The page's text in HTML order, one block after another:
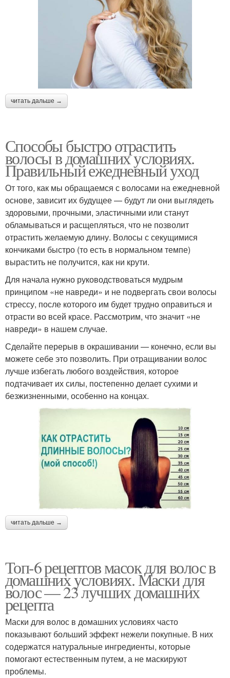
читать дальше →
Способы быстро отрастить
волосы в домашних условиях.
Правильный ежедневный уход
От того, как мы обращаемся с волосами на ежедневной
основе, зависит их будущее — будут ли они выглядеть
здоровыми, прочными, эластичными или станут
обламываться и расщепляться, что не позволит
отрастить желаемую длину. Волосы с секущимися
кончиками быстро (то есть в нормальном темпе)
вырастить не получится, как ни крути.
Для начала нужно руководствоваться мудрым
принципом «не навреди» и не подвергать свои волосы
стрессу, после которого им будет трудно оправиться и
отрасти во всей красе. Рассмотрим, что значит «не
навреди» в нашем случае.
Сделайте перерыв в окрашивании — конечно, если вы
можете себе это позволить. При отращивании волос
лучше избегать любого воздействия, которое
подтачивает их силы, постепенно делает сухими и
безжизненными, особенно на концах.
читать дальше →
Топ-6 рецептов масок для волос в
домашних условиях. Маски для
волос — 23 лучших домашних
рецепта
Маски для волос в домашних условиях часто
показывают больший эффект нежели покупные. В них
содержатся натуральные ингредиенты, которые
помогают естественным путем, а не маскируют
проблемы.